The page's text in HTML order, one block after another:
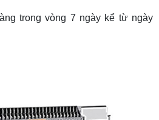
trong vòng 7 ngày kể từ ngày